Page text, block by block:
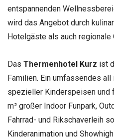
entspannenden
wird das Angebot durch
Hotelgäste als auch regionale
Das Thermenhotel Kurz ist
Familien. Ein umfassendes
spezieller Kinderspeisen und
m² großer Indoor Funpark,
Fahrrad- und Rikschaverleih
Kinderanimation und